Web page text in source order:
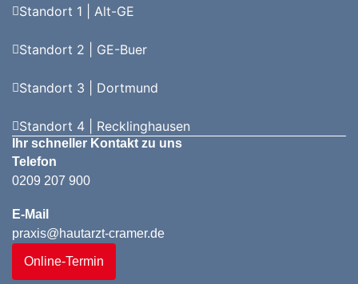
Standort 1 | Alt-GE
Standort 2 | GE-Buer
Standort 3 | Dortmund
Standort 4 | Recklinghausen
Ihr schneller Kontakt zu uns
Telefon
0209 207 900
E-Mail
praxis@hautarzt-cramer.de
Online-Termin